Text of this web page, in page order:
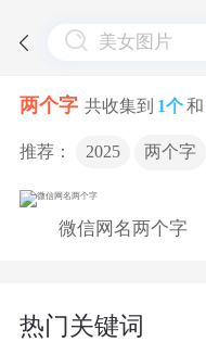
两个字 共收集到 1个和
推荐： 2025 两个字
微信网名两个字
热门关键词